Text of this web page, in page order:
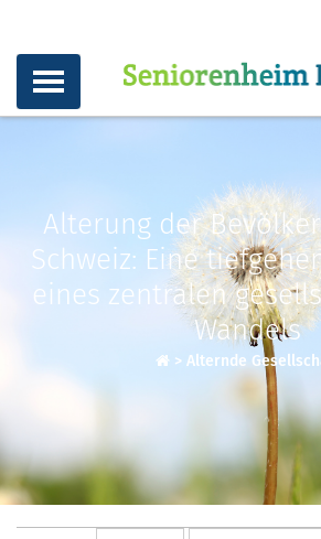
Alterung der
Schweiz: Eine
eines zentralen
Wandels
> Alternde